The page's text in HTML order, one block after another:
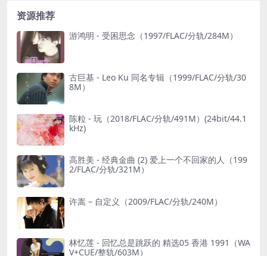
资源推荐
游鸿明 - 受困思念（1997/FLAC/分轨/284M）
古巨基 - Leo Ku 同名专辑（1999/FLAC/分轨/30
8M）
陈粒 - 玩（2018/FLAC/分轨/491M）(24bit/44.1
kHz)
高胜美 - 经典金曲 (2) 爱上一个不回家的人（199
2/FLAC/分轨/321M）
许嵩 – 自定义（2009/FLAC/分轨/240M）
林忆莲 - 回忆总是跳跃的 精选05 香港 1991（WA
V+CUE/整轨/603M）